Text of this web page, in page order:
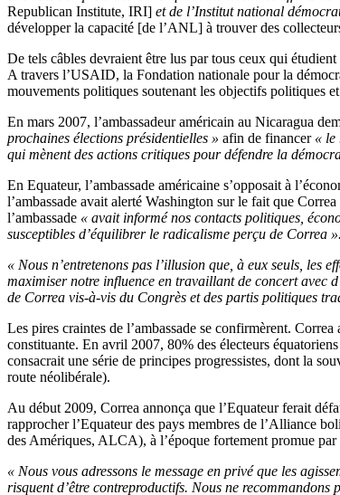
Republican Institute, IRI] et de l’Institut national
développer la capacité [de l’ANL] à trouver des
De tels câbles devraient être lus par tous ceux qui
A travers l’USAID, la Fondation nationale pour la
mouvements politiques soutenant les objectifs politiques
En mars 2007, l’ambassadeur américain au Nicaragua
prochaines élections présidentielles » afin de financer « le
qui mènent des actions critiques pour défendre la
En Equateur, l’ambassade américaine s’opposait à
l’ambassade avait alerté Washington sur le fait que
l’ambassade « avait informé nos contacts politiques,
susceptibles d’équilibrer le radicalisme perçu de Correa ».
« Nous n’entretenons pas l’illusion que, à eux seuls,
maximiser notre influence en travaillant de concert avec
de Correa vis-à-vis du Congrès et des partis politiques
Les pires craintes de l’ambassade se confirmèrent.
constituante. En avril 2007, 80% des électeurs
consacrait une série de principes progressistes, dont la
route néolibérale).
Au début 2009, Correa annonça que l’Equateur ferait
rapprocher l’Equateur des pays membres de l’Alliance
des Amériques, ALCA), à l’époque fortement promue
« Nous vous adressons le message en privé que les
risquent d’être contreproductifs. Nous ne